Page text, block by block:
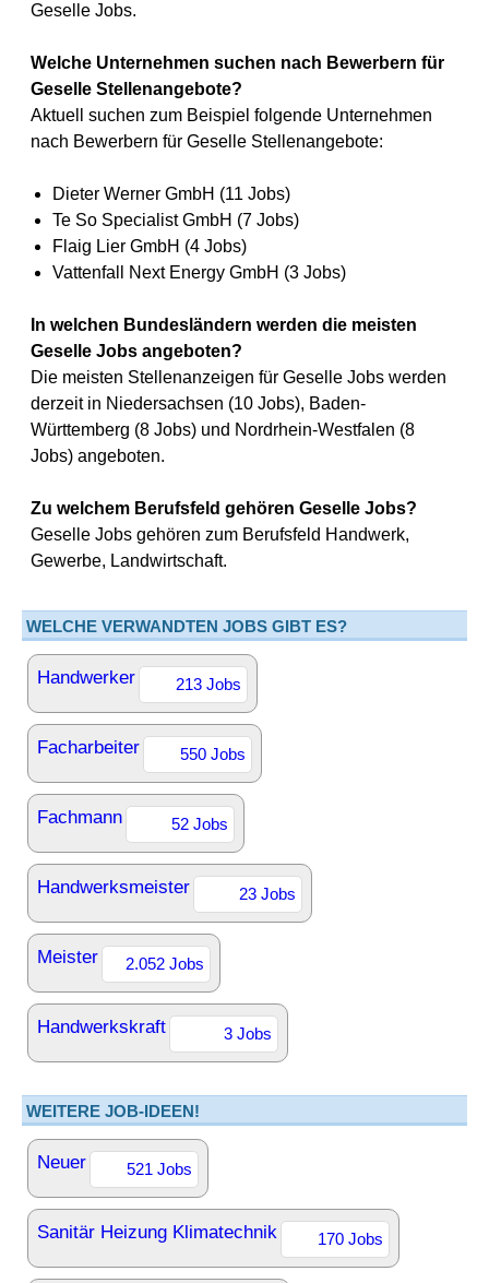
Geselle Jobs.
Welche Unternehmen suchen nach Bewerbern für
Geselle Stellenangebote?
Aktuell suchen zum Beispiel folgende Unternehmen
nach Bewerbern für Geselle Stellenangebote:
Dieter Werner GmbH (11 Jobs)
Te So Specialist GmbH (7 Jobs)
Flaig Lier GmbH (4 Jobs)
Vattenfall Next Energy GmbH (3 Jobs)
In welchen Bundesländern werden die meisten
Geselle Jobs angeboten?
Die meisten Stellenanzeigen für Geselle Jobs werden
derzeit in Niedersachsen (10 Jobs), Baden-
Württemberg (8 Jobs) und Nordrhein-Westfalen (8
Jobs) angeboten.
Zu welchem Berufsfeld gehören Geselle Jobs?
Geselle Jobs gehören zum Berufsfeld Handwerk,
Gewerbe, Landwirtschaft.
WELCHE VERWANDTEN JOBS GIBT ES?
Handwerker 213 Jobs
Facharbeiter 550 Jobs
Fachmann 52 Jobs
Handwerksmeister 23 Jobs
Meister 2.052 Jobs
Handwerkskraft 3 Jobs
WEITERE JOB-IDEEN!
Neuer 521 Jobs
Sanitär Heizung Klimatechnik 170 Jobs